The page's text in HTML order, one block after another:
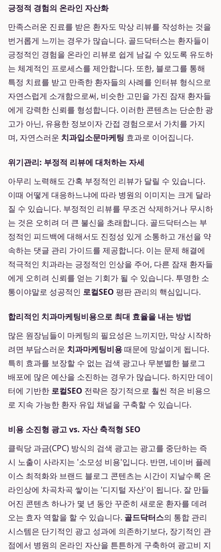
긍정적 경험의 온라인 자산화
만족스러운 진료를 받은 환자도 막상 리뷰를 작성하는 것을
번거롭게 느끼는 경우가 많습니다. 골드닥터스는 환자들이
긍정적인 경험을 온라인 리뷰로 쉽게 남길 수 있도록 유도하
는 체계적인 프로세스를 제안합니다. 또한, 블로그를 통해
특정 치료를 받고 만족한 환자들의 사례를 인터뷰 형식으로
자연스럽게 소개함으로써, 비슷한 고민을 가진 잠재 환자들
에게 강력한 신뢰를 형성합니다. 이러한 콘텐츠는 단순한 광
고가 아닌, 유용한 정보이자 간접 경험으로서 가치를 가지
며, 자연스러운 치과입소문마케팅 효과로 이어집니다.
위기관리: 부정적 리뷰에 대처하는 자세
아무리 노력해도 간혹 부정적인 리뷰가 달릴 수 있습니다.
이때 어떻게 대응하느냐에 따라 병원의 이미지는 크게 달라
질 수 있습니다. 부정적인 리뷰를 무조건 삭제하거나 무시하
는 것은 오히려 더 큰 불신을 초래합니다. 골드닥터스는 부
정적인 피드백에 대해서도 진정성 있게 소통하고 개선을 약
속하는 댓글 관리 가이드를 제공합니다. 이는 문제 해결에
적극적인 치과라는 긍정적인 인상을 주어, 다른 잠재 환자들
에게 오히려 신뢰를 얻는 기회가 될 수 있습니다. 투명한 소
통이야말로 성공적인 로컬SEO 평판 관리의 핵심입니다.
합리적인 치과마케팅비용으로 최대 효율을 내는 방법
많은 원장님들이 마케팅의 필요성은 느끼지만, 막상 시작하
려면 부담스러운 치과마케팅비용때문에 망설이게 됩니다.
특히 효과를 보장할 수 없는 검색 광고나 무분별한 블로그
배포에 많은 예산을 소진하는 경우가 많습니다. 하지만 데이
터에 기반한 로컬SEO 전략은 장기적으로 훨씬 적은 비용으
로 지속 가능한 환자 유입 채널을 구축할 수 있습니다.
비용 소진형 광고 vs. 자산 축적형 SEO
클릭당 과금(CPC) 방식의 검색 광고는 광고를 중단하는 즉
시 노출이 사라지는 '소모성 비용'입니다. 반면, 네이버 플레
이스 최적화와 브랜드 블로그 콘텐츠는 시간이 지날수록 온
라인상에 차곡차곡 쌓이는 '디지털 자산'이 됩니다. 잘 만들
어진 콘텐츠 하나가 몇 년 동안 꾸준히 새로운 환자를 데려
오는 효자 역할을 할 수 있습니다. 골드닥터스의 통합 관리
시스템은 단기적인 광고 성과에 의존하기보다, 장기적인 관
점에서 병원의 온라인 자산을 튼튼하게 구축하여 광고비 지